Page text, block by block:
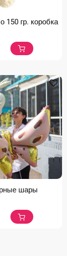
150 гр. коробка
шары